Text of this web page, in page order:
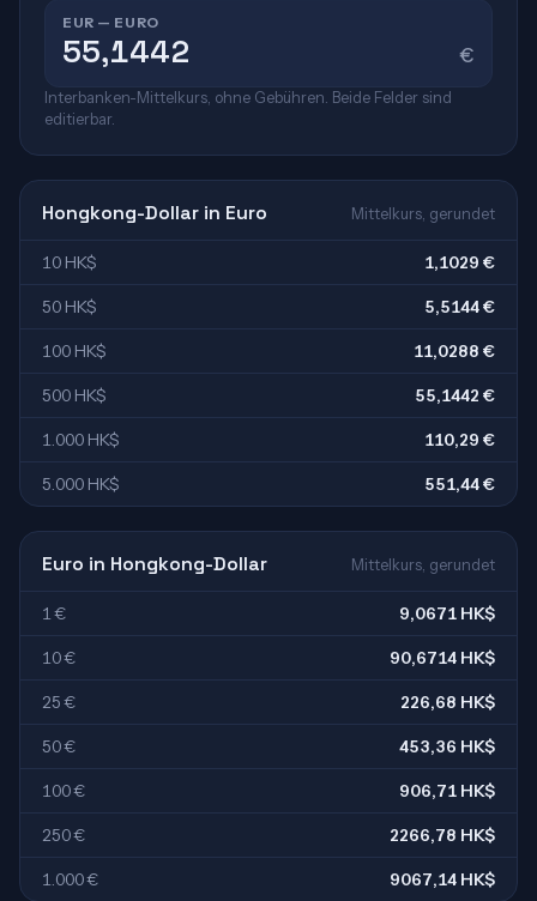
EUR — EURO
€
Interbanken-Mittelkurs, ohne Gebühren. Beide Felder sind
editierbar.
Hongkong-Dollar in Euro Mittelkurs, gerundet
10 HK$ 1,1029 €
50 HK$ 5,5144 €
100 HK$ 11,0288 €
500 HK$ 55,1442 €
1.000 HK$ 110,29 €
5.000 HK$ 551,44 €
Euro in Hongkong-Dollar Mittelkurs, gerundet
1 € 9,0671 HK$
10 € 90,6714 HK$
25 € 226,68 HK$
50 € 453,36 HK$
100 € 906,71 HK$
250 € 2266,78 HK$
1.000 € 9067,14 HK$